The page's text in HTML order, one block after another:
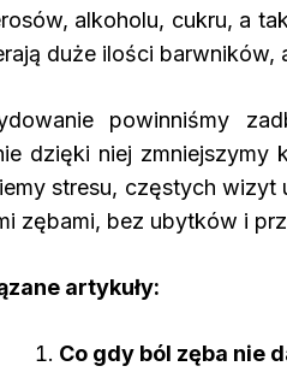
alkoholu, cukru, a
duże ilości barwników,
powinniśmy
dzięki niej
stresu, częstych
zębami, bez ubytków i
artykuły:
Co gdy ból zęba nie